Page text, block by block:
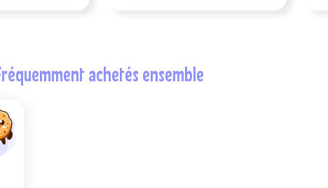
fréquemment achetés ensemble